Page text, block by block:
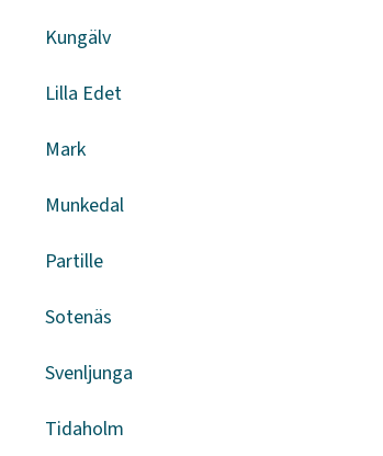
Kungälv
Lilla Edet
Mark
Munkedal
Partille
Sotenäs
Svenljunga
Tidaholm